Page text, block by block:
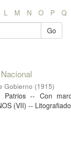
L M N O P Q
Go
Gobierno (1915)
Patrios -- Con
(VII) --